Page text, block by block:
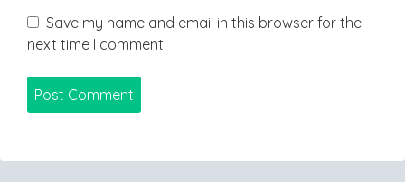
Save my name and email in this browser for the
next time I comment.